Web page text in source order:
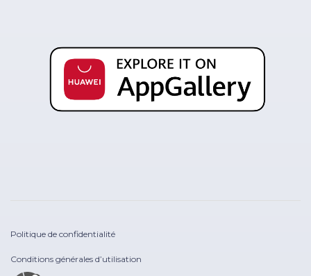
Politique de confidentialité
Conditions générales d’utilisation